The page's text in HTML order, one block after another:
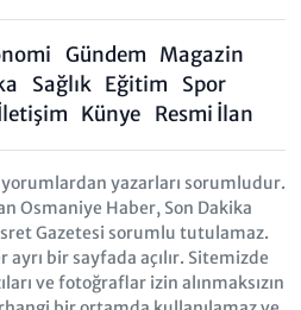
Gündem Magazin
Sağlık Eğitim
Spor
Künye Resmi İlan
yazarları sorumludur.
Osmaniye Haber, Son Dakika
Gazetesi sorumlu tutulamaz.
bir sayfada açılır. Sitemizde
ve fotoğraflar izin alınmaksızın